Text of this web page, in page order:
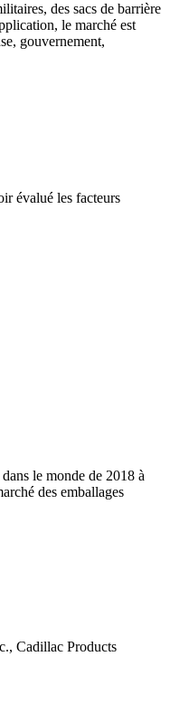
des sacs de barrière
le marché est
gouvernement,
évalué les facteurs
le monde de 2018 à
des emballages
Cadillac Products